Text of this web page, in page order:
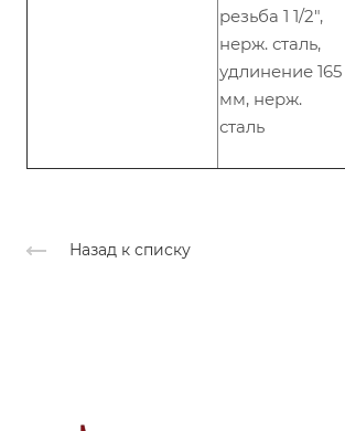
резьба 1 1/2",
нерж. сталь,
удлинение 165
мм, нерж.
сталь
Назад к списку